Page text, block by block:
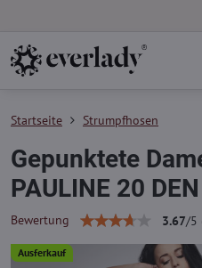
Ausferkauf
Startseite Strumpfhosen
Gepunktete
PAULINE 20
Bewertung 3.67/5